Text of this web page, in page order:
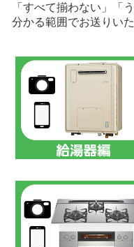
「すべて揃わない」「
分かる範囲でお送りい